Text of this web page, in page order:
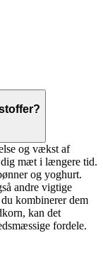
og vækst af
dig mæt i længere tid.
og yoghurt.
andre vigtige
kombinerer dem
kan det
fordele.